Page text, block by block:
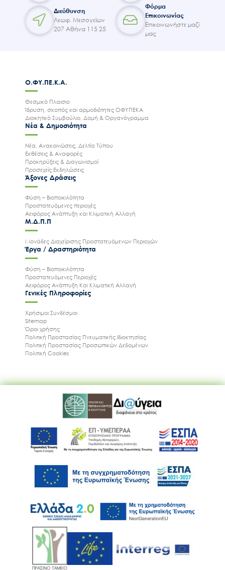
Ακολουθήστε μας
Διεύθυνση
Λεωφ. Μεσογείων
207 Αθήνα 115 25
Φόρμα
Επικοινωνίας
Επικοινωνήστε μαζί
μας
Ο.ΦΥ.ΠΕ.Κ.Α.
Θεσμικό Πλαισιο
Ίδρυση, σκοπός και αρμοδιότητες ΟΦΥΠΕΚΑ
Διοικητικό Συμβούλιο, Δομή & Οργανόγραμμα
Νέα & Δημοσιότητα
Νέα, Ανακοινώσεις, Δελτία Τύπου
Εκθέσεις & Αναφορές
Προκηρύξεις & Διαγωνισμοί
Προσεχείς Εκδηλώσεις
Άξονες Δράσεις
Φύση – Βιοποικιλότητα
Προστατευόμενες περιοχές
Αειφόρος Ανάπτυξη και Κλιματική Αλλαγή
Μ.Δ.Π.Π
Μονάδες Διαχείρισης Προστατευόμενων Περιοχών
Έργα / Δραστηριότητα
Φύση – Βιοποικιλότητα
Προστατευόμενες Περιοχές
Αειφόρος Ανάπτυξη Και Κλιματική Αλλαγή
Γενικές Πληροφορίες
Χρήσιμοι Συνδέσμοι
Sitemap
Όροι χρήσης
Πολιτική Προστασίας Πνευματικής Ιδιοκτησίας
Πολιτική Προστασίας Προσωπικών Δεδομένων
Πολιτική Cookies